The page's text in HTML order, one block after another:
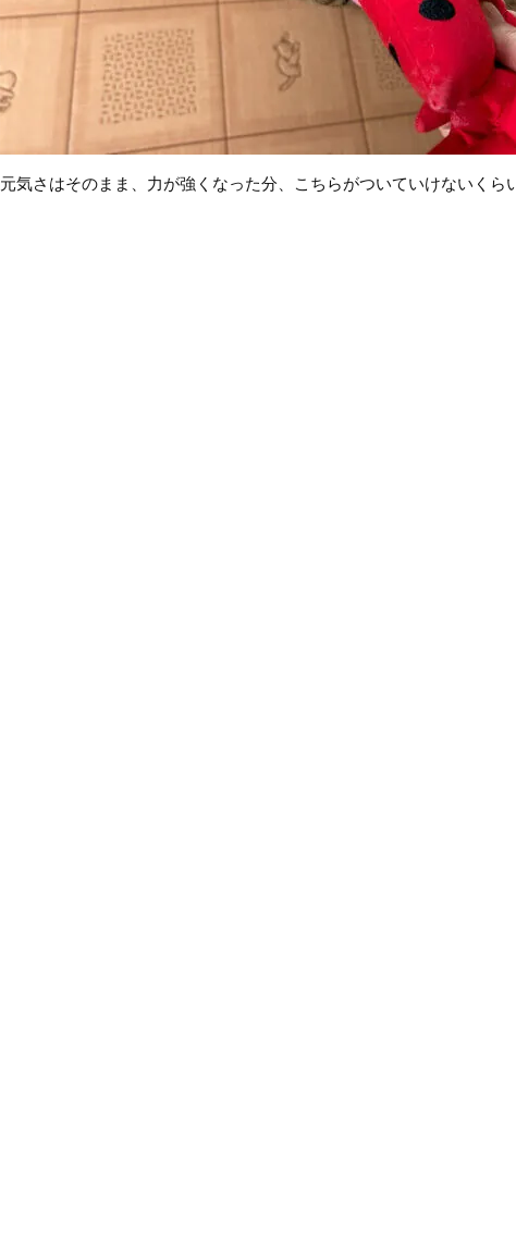
元気さはそのまま、力が強くなった分、こちらがついていけないくら